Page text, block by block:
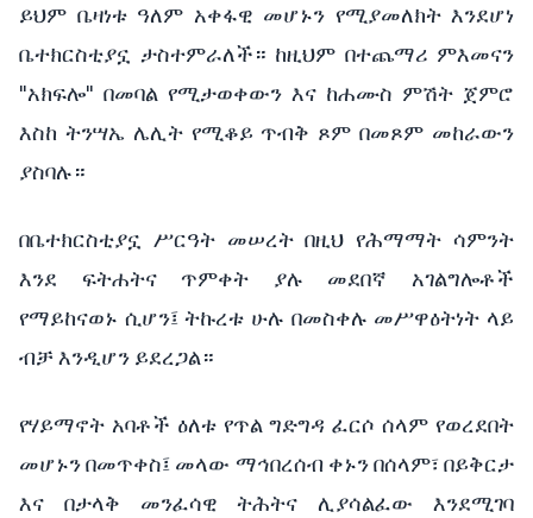
ይህም ቤዛነቱ ዓለም አቀፋዊ መሆኑን የሚያመለክት እንደሆነ
ቤተክርስቲያኗ ታስተምራለች። ከዚህም በተጨማሪ ምእመናን
"አክፍሎ" በመባል የሚታወቀውን እና ከሐሙስ ምሽት ጀምሮ
እስከ ትንሣኤ ሌሊት የሚቆይ ጥብቅ ጾም በመጾም መከራውን
ያስባሉ።
በቤተክርስቲያኗ ሥርዓት መሠረት በዚህ የሕማማት ሳምንት
እንደ
ፍትሐትና ጥምቀት ያሉ መደበኛ
አገልግሎቶች
የማይከናወኑ ሲሆን፤ ትኩረቱ ሁሉ በመስቀሉ መሥዋዕትነት ላይ
ብቻ እንዲሆን ይደረጋል።
የሃይማኖት አባቶች ዕለቱ የጥል ግድግዳ ፈርሶ ሰላም የወረደበት
መሆኑን በመጥቀስ፤ መላው ማኅበረሰብ ቀኑን በሰላም፣ በይቅርታ
እና
በታላቅ መንፈሳዊ ትሕትና ሊያሳልፈው
እንደሚገባ